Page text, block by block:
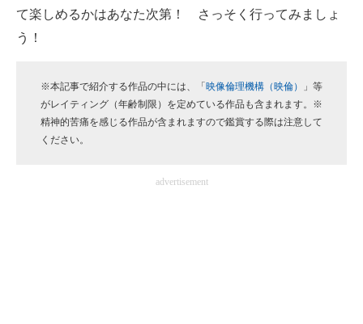
企業ITのトレンドを詳説
マーケ×ITの今がよく分かる
ITエンジニア向け専門サイト
て楽しめるかはあなた次第！ さっそく行ってみましょ
う！
※本記事で紹介する作品の中には、「 映像倫理機構（映倫）
」等
がレイティング（年齢制限）を定めている作品も含まれます。※
精神的苦痛を感じる作品が含まれますので鑑賞する際は注意して
ください。
advertisement